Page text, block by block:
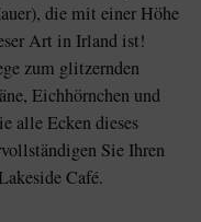
die mit einer Höhe
Art in Irland ist!
zum glitzernden
Eichhörnchen und
alle Ecken dieses
Sie Ihren
Café.